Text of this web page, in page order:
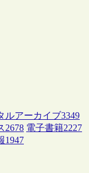
ルアーカイブ3349
2678 電子書籍2227
1947